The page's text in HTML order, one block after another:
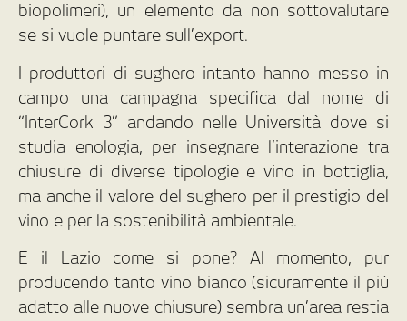
biopolimeri), un elemento da non sottovalutare
se si vuole puntare sull’export.
I produttori di sughero intanto hanno messo in
campo una campagna specifica dal nome di
“InterCork 3” andando nelle Università dove si
studia enologia, per insegnare l’interazione tra
chiusure di diverse tipologie e vino in bottiglia,
ma anche il valore del sughero per il prestigio del
vino e per la sostenibilità ambientale.
E il Lazio come si pone? Al momento, pur
producendo tanto vino bianco (sicuramente il più
adatto alle nuove chiusure) sembra un’area restia